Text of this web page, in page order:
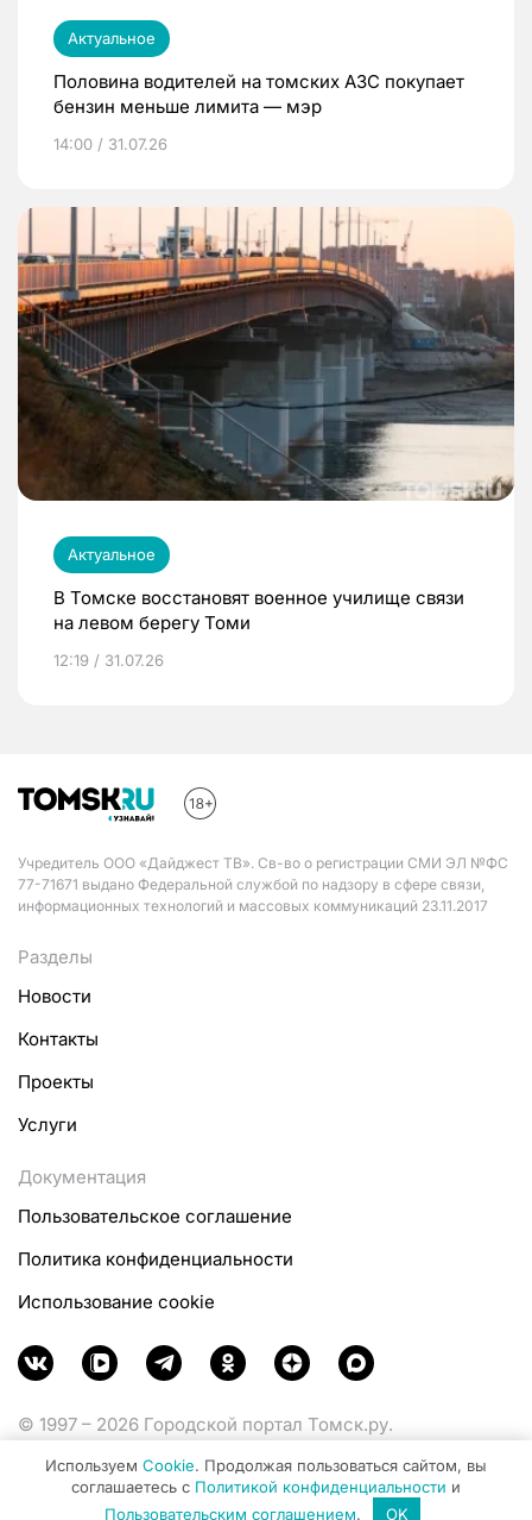
Актуальное
Половина водителей на томских АЗС покупает
бензин меньше лимита — мэр
14:00 / 31.07.26
Актуальное
В Томске восстановят военное училище связи
на левом берегу Томи
12:19 / 31.07.26
Учредитель ООО «Дайджест ТВ». Св-во о регистрации СМИ ЭЛ №ФС
77-71671 выдано Федеральной службой по надзору в сфере связи,
информационных технологий и массовых коммуникаций 23.11.2017
Разделы
Новости
Контакты
Проекты
Услуги
Документация
Пользовательское соглашение
Политика конфиденциальности
Использование cookie
© 1997 – 2026 Городской портал Томск.ру.
Министерства цифрового развития, связи и массовых
коммуникаций Российской Федерации.
Используем Cookie. Продолжая пользоваться сайтом, вы
соглашаетесь с Политикой конфиденциальности и
Пользовательским соглашением. OK